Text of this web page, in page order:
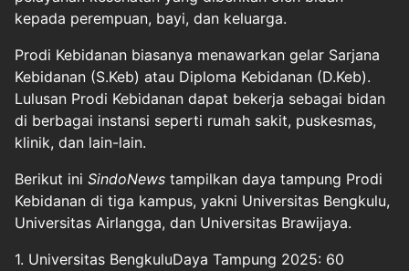
kepada perempuan, bayi, dan keluarga.
Prodi Kebidanan biasanya menawarkan gelar Sarjana
Kebidanan (S.Keb) atau Diploma Kebidanan (D.Keb).
Lulusan Prodi Kebidanan dapat bekerja sebagai bidan
di berbagai instansi seperti rumah sakit, puskesmas,
klinik, dan lain-lain.
Berikut ini SindoNews tampilkan daya tampung Prodi
Kebidanan di tiga kampus, yakni Universitas Bengkulu,
Universitas Airlangga, dan Universitas Brawijaya.
1. Universitas BengkuluDaya Tampung 2025: 60